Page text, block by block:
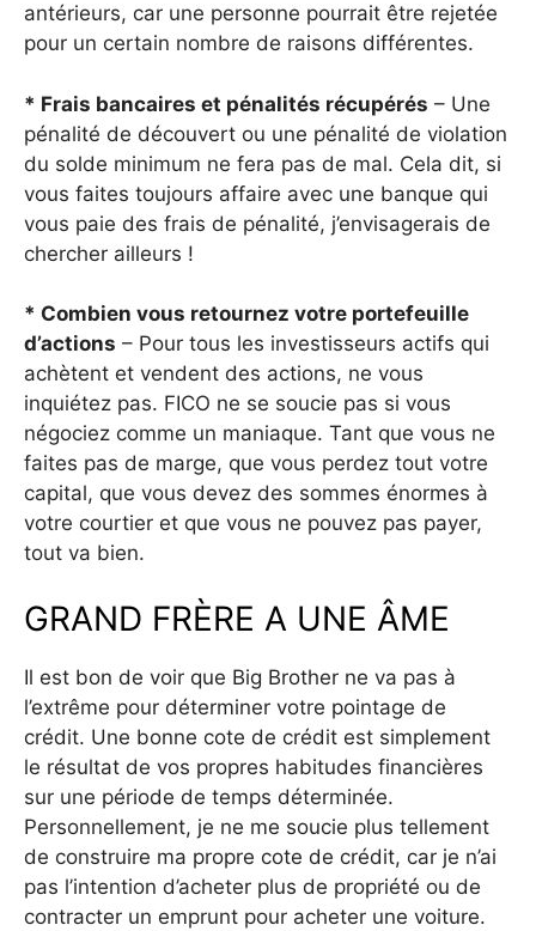
antérieurs, car une personne pourrait être rejetée
pour un certain nombre de raisons différentes.
* Frais bancaires et pénalités récupérés – Une
pénalité de découvert ou une pénalité de violation
du solde minimum ne fera pas de mal. Cela dit, si
vous faites toujours affaire avec une banque qui
vous paie des frais de pénalité, j’envisagerais de
chercher ailleurs !
* Combien vous retournez votre portefeuille
d’actions – Pour tous les investisseurs actifs qui
achètent et vendent des actions, ne vous
inquiétez pas. FICO ne se soucie pas si vous
négociez comme un maniaque. Tant que vous ne
faites pas de marge, que vous perdez tout votre
capital, que vous devez des sommes énormes à
votre courtier et que vous ne pouvez pas payer,
tout va bien.
GRAND FRÈRE A UNE ÂME
Il est bon de voir que Big Brother ne va pas à
l’extrême pour déterminer votre pointage de
crédit. Une bonne cote de crédit est simplement
le résultat de vos propres habitudes financières
sur une période de temps déterminée.
Personnellement, je ne me soucie plus tellement
de construire ma propre cote de crédit, car je n’ai
pas l’intention d’acheter plus de propriété ou de
contracter un emprunt pour acheter une voiture.